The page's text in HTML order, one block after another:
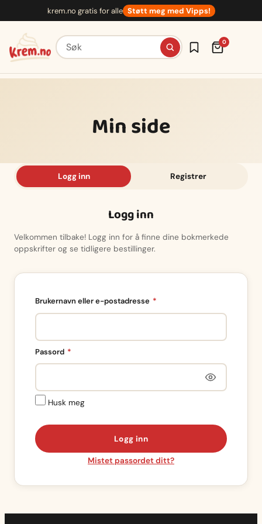
innhold
krem.no gratis for alle Støtt meg med Vipps!
Søk etter oppskrifter 0
Min side
Logg inn Registrer
Logg inn
Velkommen tilbake! Logg inn for å finne dine bokmerkede
oppskrifter og se tidligere bestillinger.
Brukernavn eller e-postadresse *
Passord *
Husk meg
Logg inn
Mistet passordet ditt?